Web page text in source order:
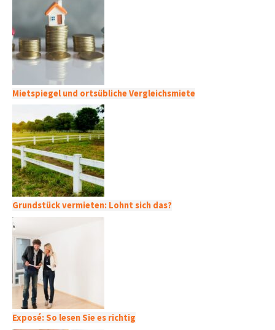
Mietspiegel und ortsübliche Vergleichsmiete
Grundstück vermieten: Lohnt sich das?
Exposé: So lesen Sie es richtig